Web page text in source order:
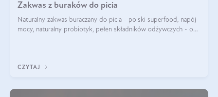
Zakwas z buraków do picia
Naturalny zakwas buraczany do picia - polski superfood, napój
mocy, naturalny probiotyk, pełen składników odżywczych - o
CZYTAJ